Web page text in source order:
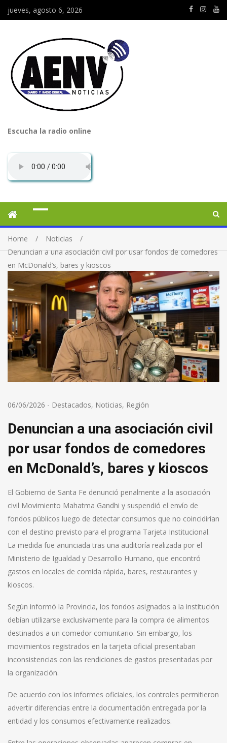
jueves, agosto 6, 2026
Escucha la radio online
Home
Noticias
Denuncian a una asociación civil por usar fondos de comedores
en McDonald’s, bares y kioscos
06/06/2026 - Destacados, Noticias, Región
Denuncian a una asociación civil
por usar fondos de comedores
en McDonald’s, bares y kioscos
El Gobierno de Santa Fe denunció penalmente a la asociación
civil Movimiento Mahatma Gandhi y suspendió el envío de
fondos públicos luego de detectar consumos que no coincidirían
con el destino previsto para el programa Tarjeta Institucional.
La medida fue anunciada tras una auditoría realizada por el
Ministerio de Igualdad y Desarrollo Humano, que encontró
gastos en locales de comida rápida, bares, restaurantes y
kioscos.
Según informó la Provincia, los fondos asignados a la institución
debían utilizarse exclusivamente para la compra de alimentos
destinados a un comedor comunitario. Sin embargo, los
movimientos registrados en la tarjeta oficial presentaban
inconsistencias con las rendiciones de gastos presentadas por
la organización.
De acuerdo con los informes oficiales, los controles permitieron
advertir diferencias entre la documentación entregada por la
entidad y los consumos efectivamente realizados.